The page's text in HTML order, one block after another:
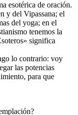
esotérica de oración.
y del Vipassana; el
del yoga; en el
tenemos la
significa
lo contrario: voy
las potencias
para que